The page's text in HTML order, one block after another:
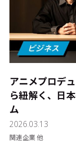
アニメプロデ
ら紐解く、日
ム
2026.03.13
関連企業 他